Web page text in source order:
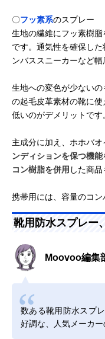
〇フッ素系のスプレー
生地の繊維にフッ素樹脂
です。通気性を確保し
ンバススニーカーなど幅
生地への変色が少ない
の起毛皮革素材の靴に
低いのがデメリットです
主成分に加え、ホホバ
ンディションを保つ機能
コン樹脂を併用 した商品
携帯用には、容量のコン
靴用防水スプレー
Moovoo編集
数ある靴用防水スプ
好調な、人気メーカー